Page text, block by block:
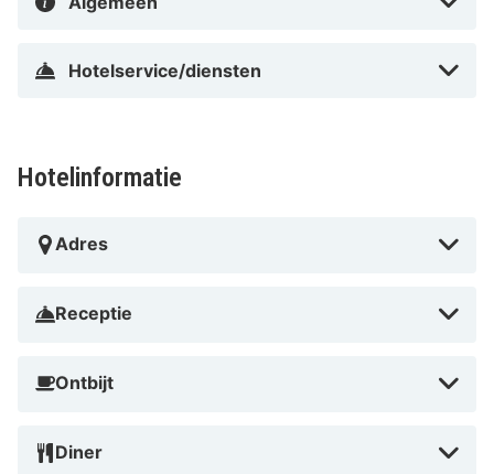
hardlooplussen en een trainingscentrum met gym
Hotelservice/diensten
Hotelinformatie
Adres
Receptie
Ontbijt
Diner